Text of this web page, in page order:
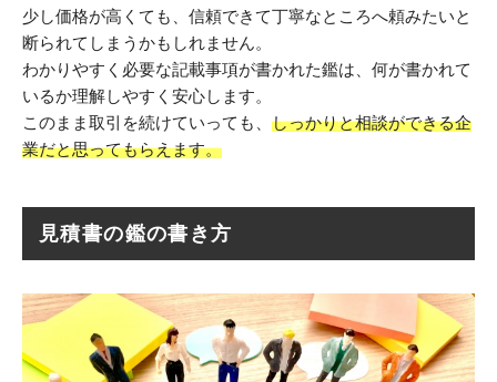
少し価格が高くても、信頼できて丁寧なところへ頼みたいと
断られてしまうかもしれません。
わかりやすく必要な記載事項が書かれた鑑は、何が書かれて
いるか理解しやすく安心します。
このまま取引を続けていっても、 しっかりと相談ができる企
業だと思ってもらえます。
見積書の鑑の書き方